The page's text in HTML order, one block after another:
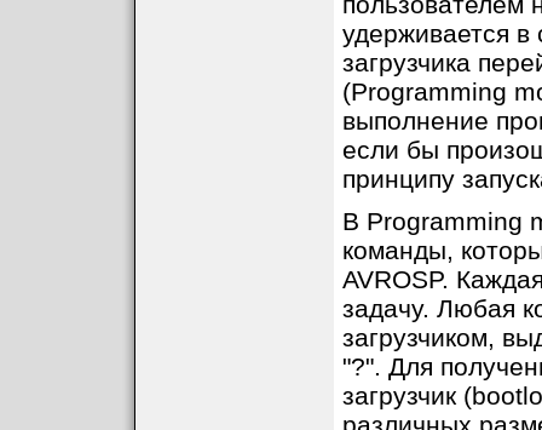
удерживается в
загрузчика
(Programming
выполнение
если бы
принципу
В Programming
команды,
AVROSP.
задачу. Любая
загрузчиком,
"?". Для
загрузчик